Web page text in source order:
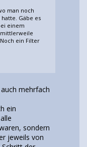
man noch
Gäbe es
einem
mittlerweile
ein Filter
mehrfach
ein
sondern
jeweils von